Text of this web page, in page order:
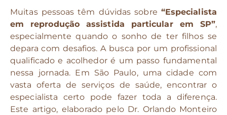
Muitas pessoas têm dúvidas sobre “Especialista
em reprodução assistida particular em SP”,
especialmente quando o sonho de ter filhos se
depara com desafios. A busca por um profissional
qualificado e acolhedor é um passo fundamental
nessa jornada. Em São Paulo, uma cidade com
vasta oferta de serviços de saúde, encontrar o
especialista certo pode fazer toda a diferença.
Este artigo, elaborado pelo Dr. Orlando Monteiro